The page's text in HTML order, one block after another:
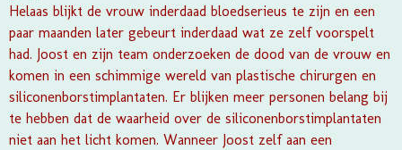
Helaas blijkt de vrouw inderdaad bloedserieus te zijn en een
paar maanden later gebeurt inderdaad wat ze zelf voorspelt
had. Joost en zijn team onderzoeken de dood van de vrouw en
komen in een schimmige wereld van plastische chirurgen en
siliconenborstimplantaten. Er blijken meer personen belang bij
te hebben dat de waarheid over de siliconenborstimplantaten
niet aan het licht komen. Wanneer Joost zelf aan een